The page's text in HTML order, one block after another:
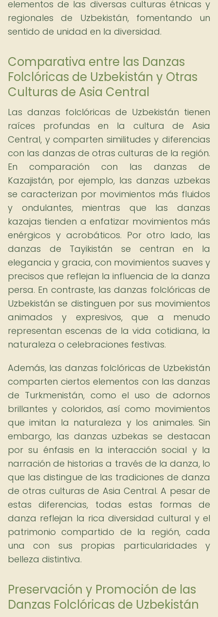
elementos de las diversas culturas étnicas y
regionales de Uzbekistán, fomentando un
sentido de unidad en la diversidad.
Comparativa entre las Danzas
Folclóricas de Uzbekistán y Otras
Culturas de Asia Central
Las danzas folclóricas de Uzbekistán tienen
raíces profundas en la cultura de Asia
Central, y comparten similitudes y diferencias
con las danzas de otras culturas de la región.
En comparación con las danzas de
Kazajistán, por ejemplo, las danzas uzbekas
se caracterizan por movimientos más fluidos
y ondulantes, mientras que las danzas
kazajas tienden a enfatizar movimientos más
enérgicos y acrobáticos. Por otro lado, las
danzas de Tayikistán se centran en la
elegancia y gracia, con movimientos suaves y
precisos que reflejan la influencia de la danza
persa. En contraste, las danzas folclóricas de
Uzbekistán se distinguen por sus movimientos
animados y expresivos, que a menudo
representan escenas de la vida cotidiana, la
naturaleza o celebraciones festivas.
Además, las danzas folclóricas de Uzbekistán
comparten ciertos elementos con las danzas
de Turkmenistán, como el uso de adornos
brillantes y coloridos, así como movimientos
que imitan la naturaleza y los animales. Sin
embargo, las danzas uzbekas se destacan
por su énfasis en la interacción social y la
narración de historias a través de la danza, lo
que las distingue de las tradiciones de danza
de otras culturas de Asia Central. A pesar de
estas diferencias, todas estas formas de
danza reflejan la rica diversidad cultural y el
patrimonio compartido de la región, cada
una con sus propias particularidades y
belleza distintiva.
Preservación y Promoción de las
Danzas Folclóricas de Uzbekistán